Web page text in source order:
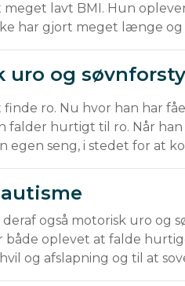
lavt BMI. Hun
har gjort meget længe
uro og
ro. Nu hvor han har
falder hurtigt til ro. Når han
egen seng, i stedet for at
også motorisk uro og
både oplevet at falde
og afslapning og til at